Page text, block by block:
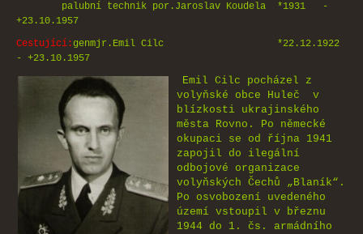
palubní technik por.Jaroslav Koudela *1931 -
+23.10.1957
Cestující: genmjr.Emil Cilc *22.12.1922
- +23.10.1957
Emil Cilc pocházel z
volyňské obce Huleč v
blízkosti ukrajinského
města Rovno. Po německé
okupaci se od října 1941
zapojil do ilegální
odbojové organizace
volyňských Čechů „Blaník“.
Po osvobození uvedeného
území vstoupil v březnu
1944 do 1. čs. armádního